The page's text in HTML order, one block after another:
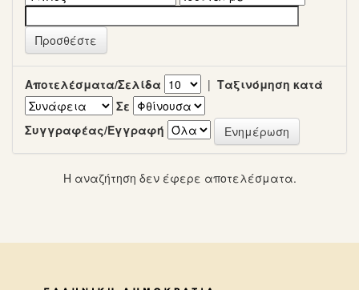
Αποτελέσματα/Σελίδα | Ταξινόμηση κατά
Σε
Συγγραφέας/Εγγραφή
Η αναζήτηση δεν έφερε αποτελέσματα.